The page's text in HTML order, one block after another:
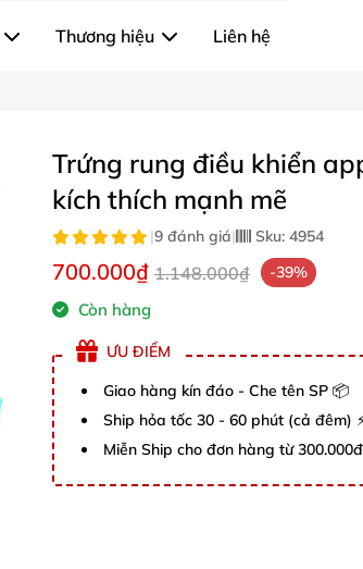
Thương hiệu Liên hệ
Trứng rung điều khiển
kích thích mạnh mẽ
|9 đánh giá| Sku: 4954
700.000₫ 1.148.000₫ -39%
Còn hàng
ƯU ĐIỂM
Giao hàng kín đáo - Che tên SP 📦
Ship hỏa tốc 30 - 60 phút (cả đêm)
Miễn Ship cho đơn hàng từ 300.000đ